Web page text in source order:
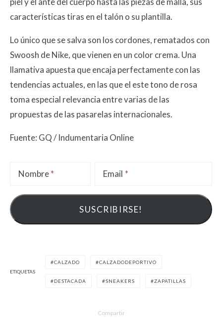
características tiras en el talón o su plantilla.
Lo único que se salva son los cordones, rematados con
Swoosh de Nike, que vienen en un color crema. Una
llamativa apuesta que encaja perfectamente con las
tendencias actuales, en las que el este tono de rosa
toma especial relevancia entre varias de las
propuestas de las pasarelas internacionales.
Fuente: GQ / Indumentaria Online
Nombre Email
ETIQUETAS
CALZADO CALZADODEPORTIVO
DESTACADA SNEAKERS ZAPATILLAS
Compartir